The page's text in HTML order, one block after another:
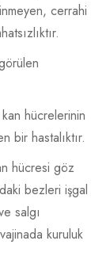
cerrahi
hücrelerinin
bir hastalıktır.
hücresi göz
bezleri işgal
salgı
kuruluk